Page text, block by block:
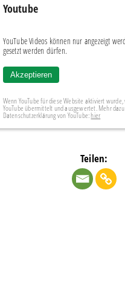
Youtube
YouTube Videos können nur angezeigt
gesetzt werden dürfen.
Akzeptieren
Wenn YouTube für diese Website aktiviert
YouTube übermittelt und ausgewertet. Mehr
Datenschutzerklärung von YouTube:hier
Teilen: